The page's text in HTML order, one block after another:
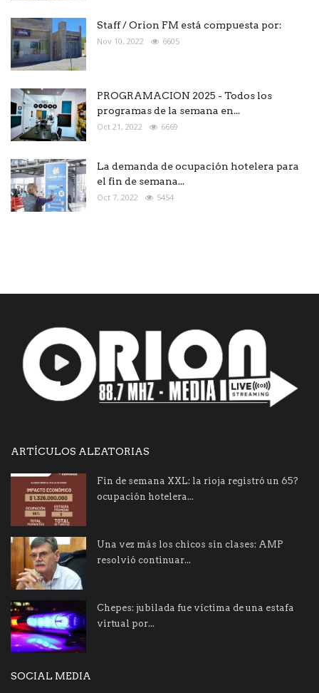
Staff / Orion FM está compuesta por:
Nov 10, 2022 6605
PROGRAMACION 2025 - Todos los
programas de la semana en...
Oct 21, 2022 6669
La demanda de ocupación hotelera para
el fin de semana...
Oct 7, 2022 5454
ARTÍCULOS ALEATORIAS
Fin de semana XXL: la rioja registró un 65?
ocupación hotelera...
Una vez más los chicos sin clases: AMP
resolvió continuar...
Chepes: jubilada fue víctima de una estafa
virtual por...
SOCIAL MEDIA